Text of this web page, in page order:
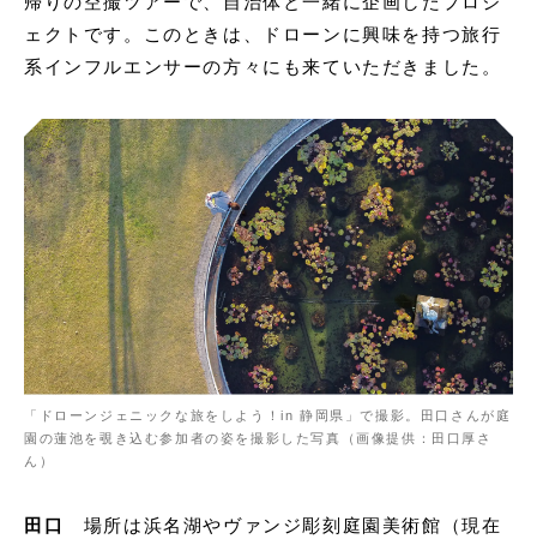
ェクトです。このときは、ドローンに興味を持つ旅行
系インフルエンサーの方々にも来ていただきました。
「ドローンジェニックな旅をしよう！in 静岡県」で撮影。田口さんが庭
園の蓮池を覗き込む参加者の姿を撮影した写真（画像提供：田口厚さ
ん）
田口
場所は浜名湖やヴァンジ彫刻庭園美術館（現在